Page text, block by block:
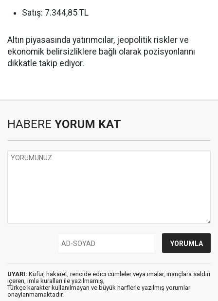
Satış: 7.344,85 TL
Altın piyasasında yatırımcılar, jeopolitik riskler ve
ekonomik belirsizliklere bağlı olarak pozisyonlarını
dikkatle takip ediyor.
HABERE YORUM KAT
UYARI: Küfür, hakaret, rencide edici cümleler veya imalar, inançlara saldırı
içeren, imla kuralları ile yazılmamış,
Türkçe karakter kullanılmayan ve büyük harflerle yazılmış yorumlar
onaylanmamaktadır.